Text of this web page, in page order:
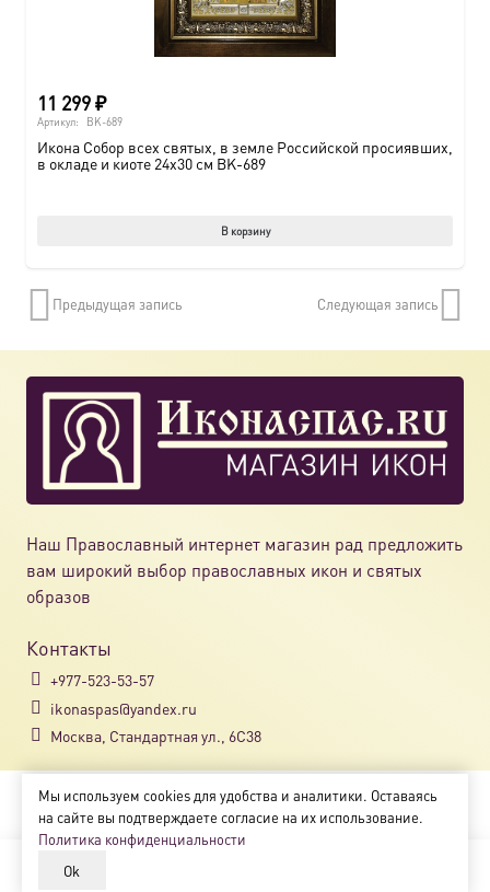
11 299₽
Артикул: BK-689
Икона Собор всех святых, в земле Российской просиявших,
в окладе и киоте 24х30 см BK-689
В корзину
Предыдущая запись Следующая запись
Наш Православный интернет магазин рад предложить
вам широкий выбор православных икон и святых
образов
Контакты
+977-523-53-57
ikonaspas@yandex.ru
Москва, Стандартная ул., 6С38
Copyright © 2018-2025
Магазин православных икон «ikonaspas.ru»
Мы используем cookies для удобства и аналитики. Оставаясь
на сайте вы подтверждаете согласие на их использование.
Политика конфиденциальности
Ok